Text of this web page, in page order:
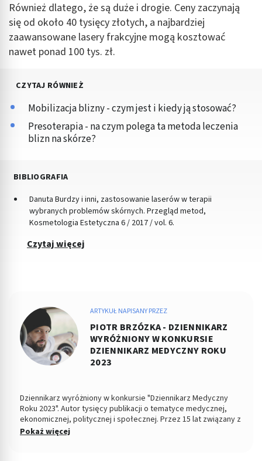
Również dlatego, że są duże i drogie. Ceny zaczynają
się od około 40 tysięcy złotych, a najbardziej
zaawansowane lasery frakcyjne mogą kosztować
nawet ponad 100 tys. zł.
CZYTAJ RÓWNIEŻ
Mobilizacja blizny - czym jest i kiedy ją stosować?
Presoterapia - na czym polega ta metoda leczenia
blizn na skórze?
BIBLIOGRAFIA
Danuta Burdzy i inni, zastosowanie laserów w terapii
wybranych problemów skórnych. Przegląd metod,
Kosmetologia Estetyczna 6 / 2017 / vol. 6.
Czytaj więcej
ARTYKUŁ NAPISANY PRZEZ
PIOTR BRZÓZKA - DZIENNIKARZ
WYRÓŻNIONY W KONKURSIE
DZIENNIKARZ MEDYCZNY ROKU
2023
Dziennikarz wyróżniony w konkursie "Dziennikarz Medyczny
Roku 2023". Autor tysięcy publikacji o tematyce medycznej,
ekonomicznej, politycznej i społecznej. Przez 15 lat związany z
Dziennikiem Łódzkim i Polska TheTimes. Z wykształcenia
Pokaż więcej